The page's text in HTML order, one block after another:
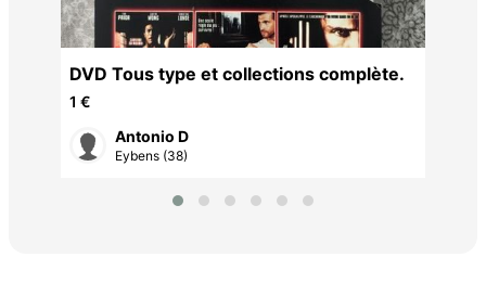
DVD Tous type et collections complète.
1 €
Antonio D
Eybens (38)